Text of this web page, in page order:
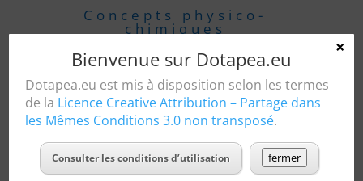
Concepts physico-
chimiques
Glossaire
Les produits auxiliaires
Bienvenue sur Dotapea.eu
Dotapea.eu est mis à disposition selon les termes
de la Licence Creative Attribution – Partage dans
les Mêmes Conditions 3.0 non transposé.
Consulter les conditions d’utilisation fermer
×